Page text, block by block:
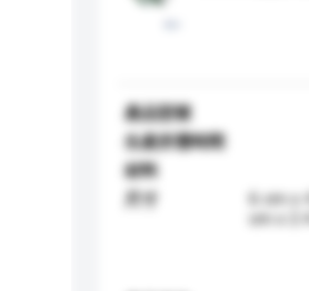
產品型號
生產所需時間
材料
6 cm
cm x